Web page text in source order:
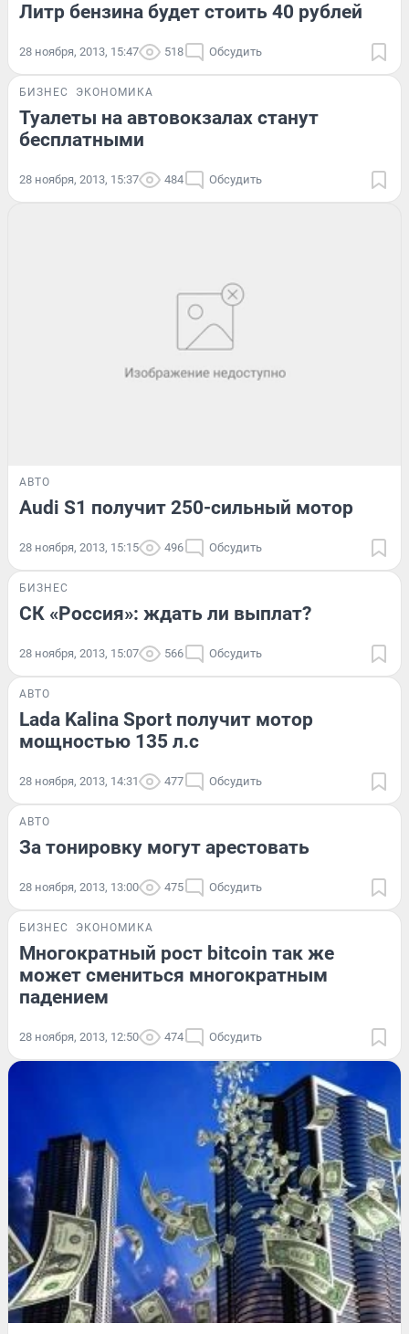
Литр бензина будет стоить 40 рублей
28 ноября, 2013, 15:47 518 Обсудить
БИЗНЕС ЭКОНОМИКА
Туалеты на автовокзалах станут
бесплатными
28 ноября, 2013, 15:37 484 Обсудить
АВТО
Audi S1 получит 250-сильный мотор
28 ноября, 2013, 15:15 496 Обсудить
БИЗНЕС
СК «Россия»: ждать ли выплат?
28 ноября, 2013, 15:07 566 Обсудить
АВТО
Lada Kalina Sport получит мотор
мощностью 135 л.с
28 ноября, 2013, 14:31 477 Обсудить
АВТО
За тонировку могут арестовать
28 ноября, 2013, 13:00 475 Обсудить
БИЗНЕС ЭКОНОМИКА
Многократный рост bitcoin так же
может смениться многократным
падением
28 ноября, 2013, 12:50 474 Обсудить